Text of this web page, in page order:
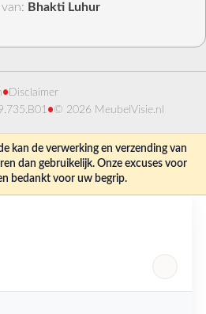
Bhakti Luhur
• Disclaimer
•© 2026 MeubelVisie.nl
kan de verwerking en verzending van
dan gebruikelijk. Onze excuses voor
bedankt voor uw begrip.